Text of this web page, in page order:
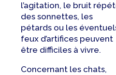
l’agitation, le bruit
des sonnettes, les
pétards ou les
feux d’artifices peuvent
être difficiles à vivre.
Concernant les chats,